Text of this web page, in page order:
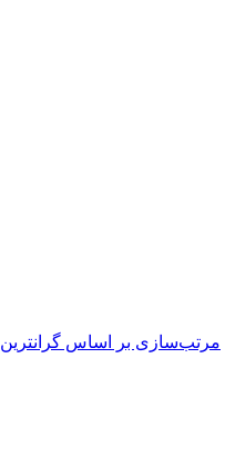
مرتب‌سازی بر اساس گرانترین